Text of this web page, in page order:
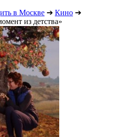
в Москве ➔ Кино ➔
из детства»